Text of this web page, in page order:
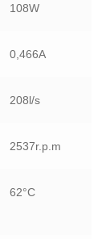
108W
0,466A
208l/s
2537r.p.m
62°C